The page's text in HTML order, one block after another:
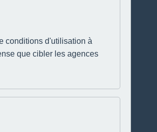
conditions d'utilisation à
que cibler les agences